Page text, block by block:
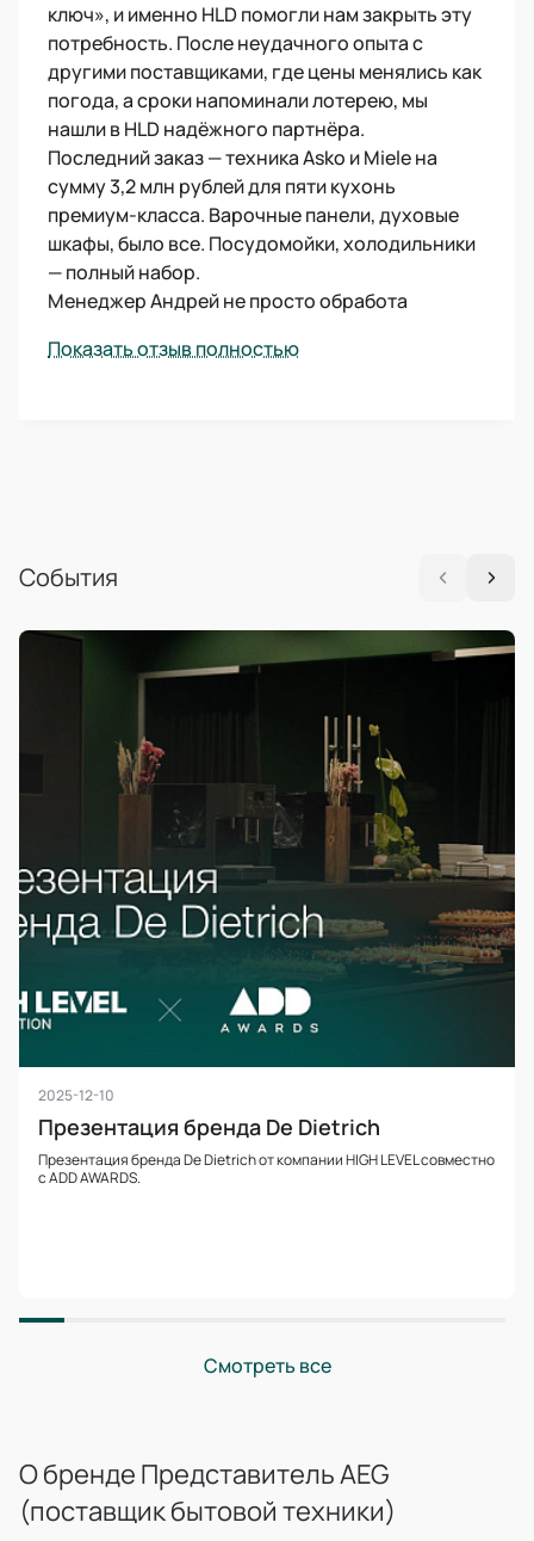
ключ», и именно HLD помогли нам закрыть эту
потребность. После неудачного опыта с
другими поставщиками, где цены менялись как
погода, а сроки напоминали лотерею, мы
нашли в HLD надёжного партнёра.
Последний заказ — техника Asko и Miele на
сумму 3,2 млн рублей для пяти кухонь
премиум-класса. Варочные панели, духовые
шкафы, было все. Посудомойки, холодильники
— полный набор.
Менеджер Андрей не просто обработа
Показать отзыв полностью
События
2025-12-10
Презентация бренда De Dietrich
Презентация бренда De Dietrich от компании HIGH LEVEL совместно
с ADD AWARDS.
Смотреть все
О бренде Представитель AEG
(поставщик бытовой техники)